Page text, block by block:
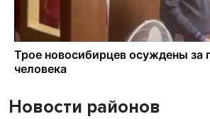
Новости районов